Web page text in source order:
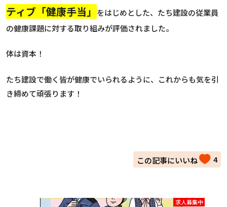
ティブ「健康手当」
をはじめとした、たち建設の従業員
の健康課題に対する取り組みが評価されました。
体は資本！
たち建設で働く皆が健康でいられるように、これからも気を引
き締めて頑張ります！
4
求人募集中